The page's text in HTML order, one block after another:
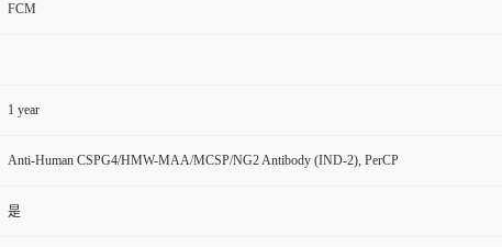
FCM
1 year
Anti-Human CSPG4/HMW-MAA/MCSP/NG2 Antibody (IND-2), PerCP
是